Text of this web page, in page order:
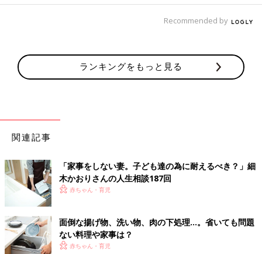
Recommended by
ランキングをもっと見る
関連記事
「家事をしない妻。子ども達の為に耐えるべき？」細
木かおりさんの人生相談187回
赤ちゃん・育児
面倒な揚げ物、洗い物、肉の下処理…。省いても問題
ない料理や家事は？
赤ちゃん・育児